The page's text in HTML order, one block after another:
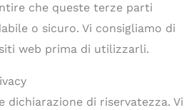
che queste terze parti
o sicuro. Vi consigliamo di
web prima di utilizzarli.
di riservatezza. Vi